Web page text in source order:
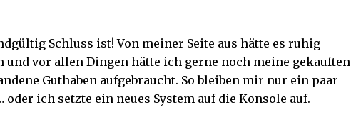
Schluss ist! Von meiner Seite aus hätte es ruhig
und vor allen Dingen hätte ich gerne noch meine gekauften
Guthaben aufgebraucht. So bleiben mir nur ein paar
oder ich setzte ein neues System auf die Konsole auf.